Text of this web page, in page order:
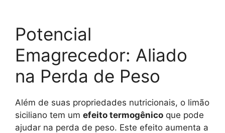
Potencial
Emagrecedor: Aliado
na Perda de Peso
Além de suas propriedades nutricionais, o limão
siciliano tem um efeito termogênico que pode
ajudar na perda de peso. Este efeito aumenta a